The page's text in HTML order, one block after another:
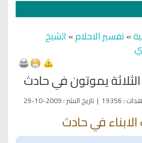
»تفسير الاحلام»الشيخ
الثلاثة يموتون في حادث
:
19356
| تاريخ النشر:
2009-10-29
في حادث